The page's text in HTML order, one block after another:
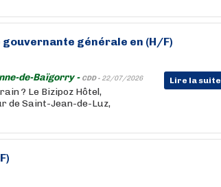
générale en (H/F)
de-Baïgorry - CDD - 22/07/2026 Lire la suite
? Le Bizipoz Hôtel,
de Saint-Jean-de-Luz,